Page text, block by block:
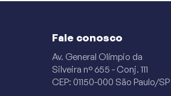
Fale conosco
Av. General Olímpio da
Silveira n° 655 - Conj. 111
CEP: 01150-000 São Paulo/SP